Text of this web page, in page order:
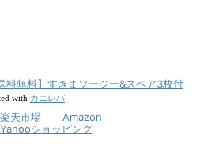
送料無料】すきまソージー&スペア3枚付
with カエレバ
楽天市場
Amazon
Yahooショッピング